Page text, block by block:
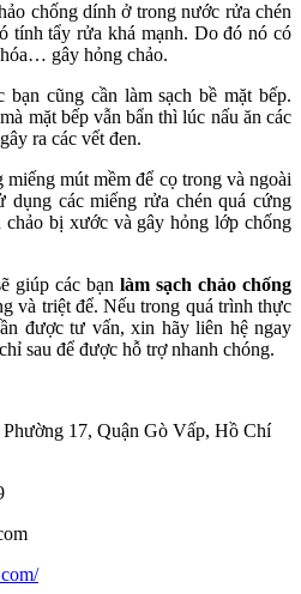
chống dính ở trong nước rửa chén
tính tẩy rửa khá mạnh. Do đó nó có
gây hỏng chảo.
cũng cần làm sạch bề mặt bếp.
mặt bếp vẫn bẩn thì lúc nấu ăn các
ra các vết đen.
mút mềm để cọ trong và ngoài
dụng các miếng rửa chén quá cứng
chảo bị xước và gây hỏng lớp chống
giúp các bạn làm sạch chảo chống
và triệt để. Nếu trong quá trình thực
được tư vấn, xin hãy liên hệ ngay
sau để được hỗ trợ nhanh chóng.
17, Quận Gò Vấp, Hồ Chí